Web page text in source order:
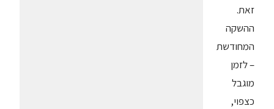
זאת.
ההשקה
המחודשת
– לזמן
מוגבל
כצפוי,